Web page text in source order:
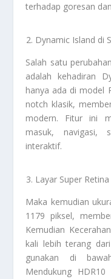
terhadap goresan
Dynamic Island di
Salah satu
adalah kehadiran
hanya ada di model
notch klasik,
modern. Fitur ini
masuk, navigasi,
interaktif.
Layar Super
Maka kemudian
1179 piksel,
Kemudian
kali lebih terang
gunakan di
Mendukung